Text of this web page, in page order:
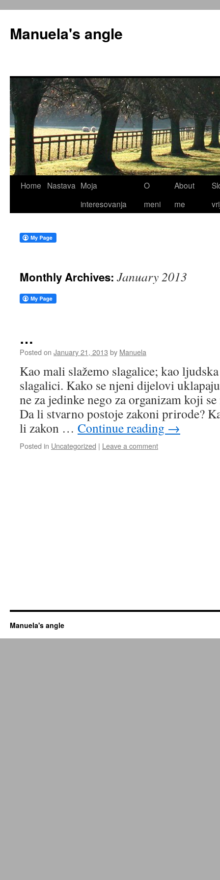
content
Manuela's angle
Home Nastava Moja
interesovanja
O
meni
About
me
Monthly Archives: January 2013
…
Posted on January 21, 2013 by Manuela
Kao mali slažemo slagalice; kao
slagalici. Kako se njeni dijelovi
ne za jedinke nego za organizam koji
Da li stvarno postoje zakoni prirode?
li zakon … Continue reading →
Posted in Uncategorized | Leave a comment
Manuela's angle